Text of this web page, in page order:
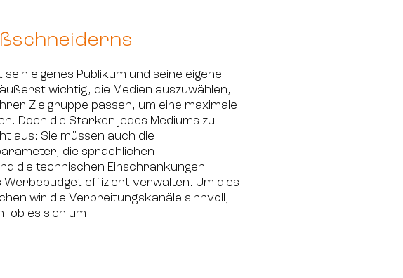
eigenes Publikum und seine eigene
wichtig, die Medien auszuwählen,
Zielgruppe passen, um eine maximale
Doch die Stärken jedes Mediums zu
aus: Sie müssen auch die
die sprachlichen
die technischen Einschränkungen
Werbebudget effizient verwalten. Um dies
wir die Verbreitungskanäle sinnvoll,
ob es sich um: